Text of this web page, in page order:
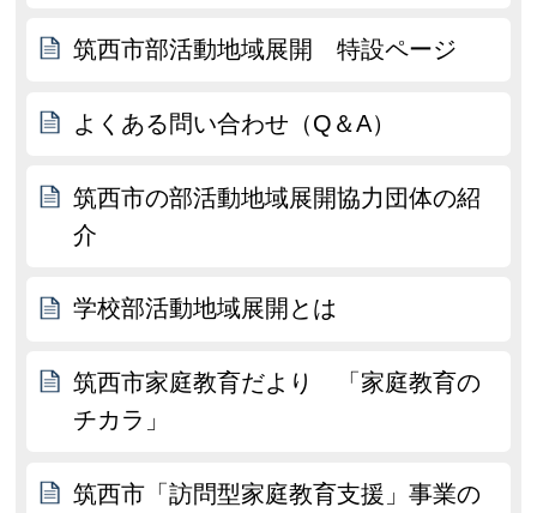
筑西市部活動地域展開 特設ページ
よくある問い合わせ（Q＆A）
筑西市の部活動地域展開協力団体の紹
介
学校部活動地域展開とは
筑西市家庭教育だより 「家庭教育の
チカラ」
筑西市「訪問型家庭教育支援」事業の